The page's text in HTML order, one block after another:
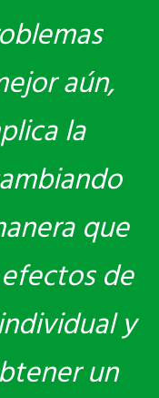
aún,
la
que
de
y
un